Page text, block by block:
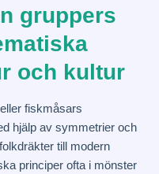
gruppers
och kultur
fiskmåsars
hjälp av symmetrier och
till modern
principer ofta i mönster